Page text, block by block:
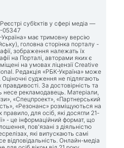
суб’єктів у сфері медіа —
05347
має тримовну версію
головна сторінка порталу -
зображення належать їх
на Порталі, авторами яких є
на умовах ліцензії Creative
Редакція «РБК-Україна» може
Оціночні судження не підлягають
За достовірність та
несе рекламодавець. Матеріали,
«Спецпроект», «Партнерський
«Резонанс» розміщуються на
для осіб, які досягли 21-
- це інформаційний формат, що
пов'язані з діяльністю
які випускають самі
відповідальність. Онлайн-медіа